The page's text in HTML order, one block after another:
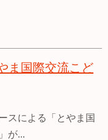
ま国際交流こど
スによる「とやま国
が...